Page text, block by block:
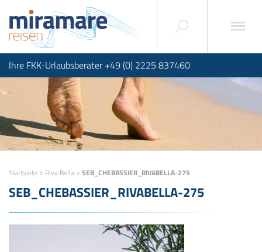
Ihre FKK-Urlaubsberater +49 (0) 2225 837460
Startseite > Riva Bella > SEB_CHEBASSIER_RIVABELLA-275
SEB_CHEBASSIER_RIVABELLA-275